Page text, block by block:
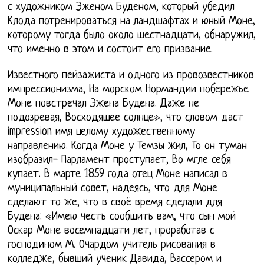
с художником Эженом Буденом, который убедил
Клода потренироваться на ландшафтах и юный Моне,
которому тогда было около шестнадцати, обнаружил,
что именно в этом и состоит его призвание.
Известного пейзажиста и одного из провозвестников
импрессионизма, На морском Нормандии побережье
Моне повстречал Эжена Будена. Даже не
подозревая, Восходящее солнце», что словом даст
impression имя целому художественному
направлению. Когда Моне у Темзы жил, То он туман
изобразил- Парламент проступает, Во мгле себя
купает. В марте 1859 года отец Моне написал в
муниципальный совет, надеясь, что для Моне
сделают то же, что в своё время сделали для
Будена: «Имею честь сообщить вам, что сын мой
Оскар Моне восемнадцати лет, проработав с
господином М. Очардом учитель рисования в
колледже, бывший ученик Давида, Вассером и